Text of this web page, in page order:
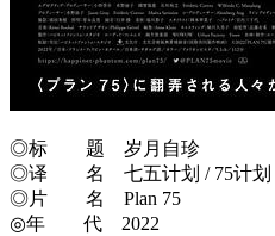
◎标 题 岁月自珍
◎译 名 七五计划 / 75计划 /
◎片 名 Plan 75
◎年 代 2022